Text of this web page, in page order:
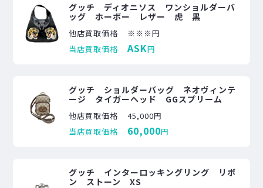
グッチ ディオニソス ワンショルダーバ
ッグ ホーボー レザー 虎 黒
他店買取価格
※※※円
当店買取価格
ASK円
グッチ ショルダーバッグ ネオヴィンテ
ージ タイガーヘッド GGスプリーム
他店買取価格
45,000円
当店買取価格
60,000円
グッチ インターロッキングリング リボ
ン ストーン XS